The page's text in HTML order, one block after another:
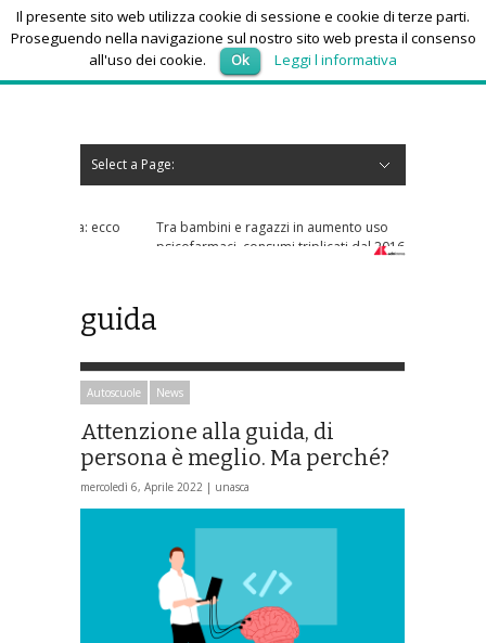
venerdì 7, Agosto 2026
Select a Page:
Tra bambini e ragazzi in aumento uso
psicofarmaci, consumi triplicati dal 2016
guida
Autoscuole News
Attenzione alla guida, di
persona è meglio. Ma perché?
mercoledì 6, Aprile 2022 | unasca
Il presente sito web utilizza cookie di sessione e cookie di terze parti.
Proseguendo nella navigazione sul nostro sito web presta il consenso
all'uso dei cookie.
Ok Leggi l informativa